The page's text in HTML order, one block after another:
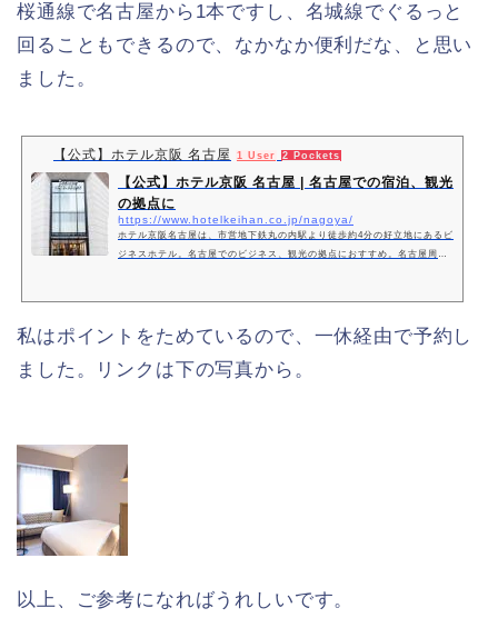
桜通線で名古屋から1本ですし、名城線でぐるっと
回ることもできるので、なかなか便利だな、と思い
ました。
【公式】ホテル京阪 名古屋 1 User 2 Pockets
【公式】ホテル京阪 名古屋 | 名古屋での宿泊、観光
の拠点に
https://www.hotelkeihan.co.jp/nagoya/
ホテル京阪名古屋は、市営地下鉄丸の内駅より徒歩約4分の好立地にあるビ
ジネスホテル。名古屋でのビジネス、観光の拠点におすすめ。名古屋周辺
私はポイントをためているので、一休経由で予約し
ました。リンクは下の写真から。
以上、ご参考になればうれしいです。